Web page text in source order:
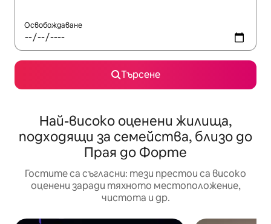
Освобождаване
Търсене
Най-високо оценени жилища,
подходящи за семейства, близо до
Прая до Форте
Гостите са съгласни: тези престои са високо
оценени заради тяхното местоположение,
чистота и др.